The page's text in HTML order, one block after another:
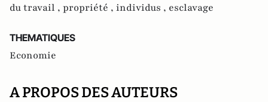
du travail , propriété , individus , esclavage
THEMATIQUES
Economie
A PROPOS DES AUTEURS